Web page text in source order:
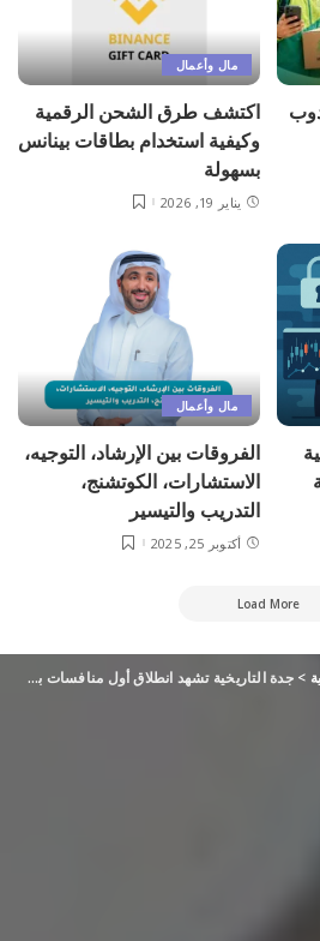
مال وأعمال
اكتشف طرق الشحن الرقمية
وكيفية استخدام بطاقات بينانس
بسهولة
يناير 19, 2026
مال وأعمال
الفروقات بين الإرشاد، التوجيه،
الاستشارات، الكوتشنج،
التدريب والتيسير
أكتوبر 25, 2025
Load More
>جدة التاريخية تشهد انطلاق أول منافسات بطولة الكيرم